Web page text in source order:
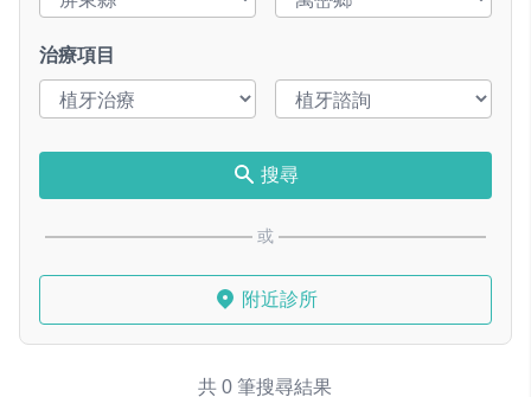
治療項目
搜尋
或
附近診所
共 0 筆搜尋結果